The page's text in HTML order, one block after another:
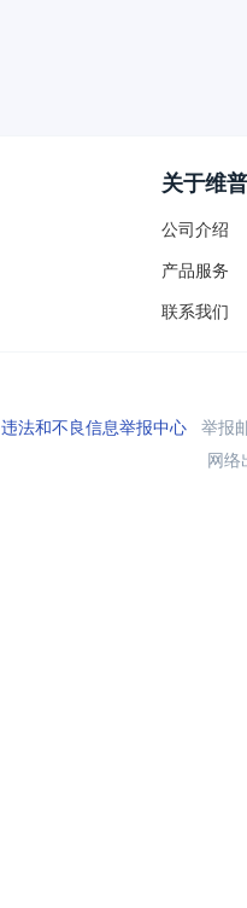
关于维普
公司介绍
产品服务
联系我们
违法和不良信息举报中心举报
网